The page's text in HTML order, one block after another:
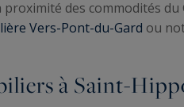
des commodités
Vers-Pont-du-Gard ou
à Saint-